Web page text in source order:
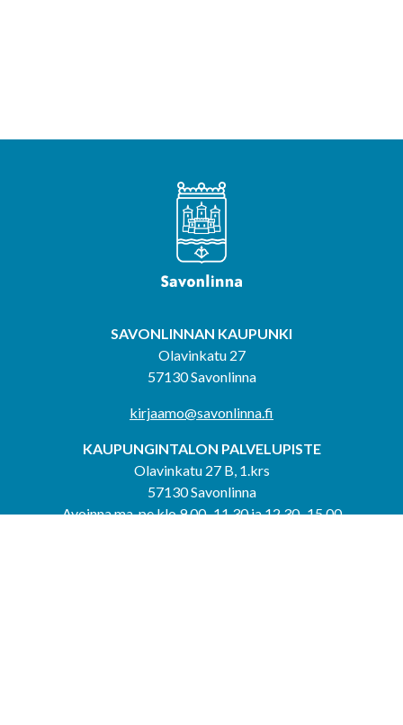
SAVONLINNAN KAUPUNKI
Olavinkatu 27
57130 Savonlinna
kirjaamo@savonlinna.fi
KAUPUNGINTALON PALVELUPISTE
Olavinkatu 27 B, 1.krs
57130 Savonlinna
Avoinna ma-pe klo 9.00–11.30 ja 12.30–15.00